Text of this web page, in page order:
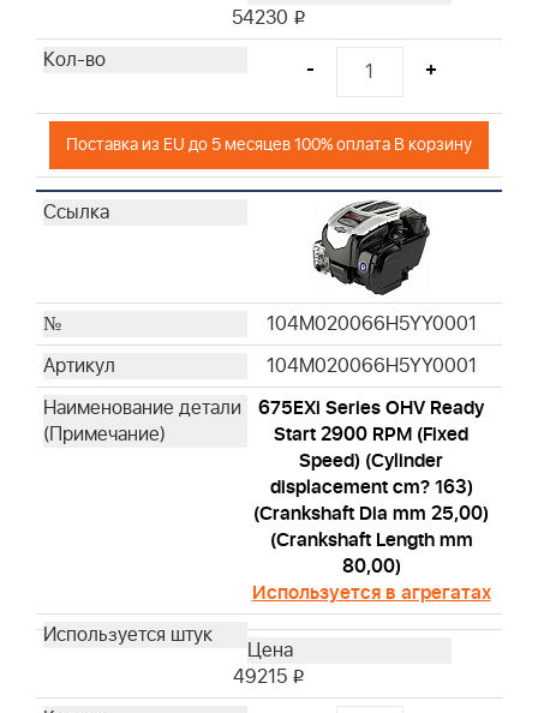
54230 i
- +
Поставка из EU до 5 месяцев 100% оплата В корзину
104M020066H5YY0001
104M020066H5YY0001
675EXi Series OHV Ready
Start 2900 RPM (Fixed
Speed) (Cylinder
displacement cm? 163)
(Crankshaft Dia mm 25,00)
(Crankshaft Length mm
80,00)
Используется в агрегатах
49215 i